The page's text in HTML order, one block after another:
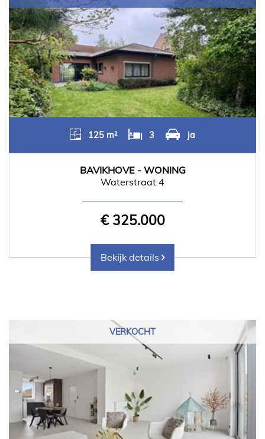
125 m² 3 Ja
BAVIKHOVE - WONING
Waterstraat 4
€ 325.000
Bekijk details
VERKOCHT